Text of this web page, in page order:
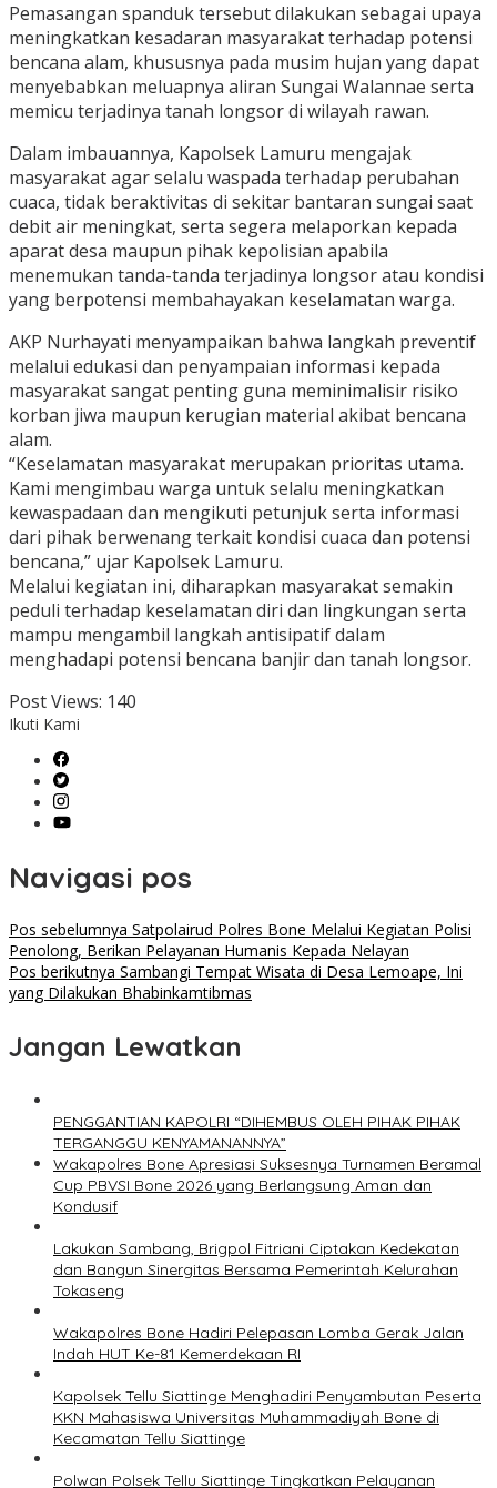
Pemasangan spanduk tersebut dilakukan sebagai upaya
meningkatkan kesadaran masyarakat terhadap potensi
bencana alam, khususnya pada musim hujan yang dapat
menyebabkan meluapnya aliran Sungai Walannae serta
memicu terjadinya tanah longsor di wilayah rawan.
Dalam imbauannya, Kapolsek Lamuru mengajak
masyarakat agar selalu waspada terhadap perubahan
cuaca, tidak beraktivitas di sekitar bantaran sungai saat
debit air meningkat, serta segera melaporkan kepada
aparat desa maupun pihak kepolisian apabila
menemukan tanda-tanda terjadinya longsor atau kondisi
yang berpotensi membahayakan keselamatan warga.
AKP Nurhayati menyampaikan bahwa langkah preventif
melalui edukasi dan penyampaian informasi kepada
masyarakat sangat penting guna meminimalisir risiko
korban jiwa maupun kerugian material akibat bencana
alam.
“Keselamatan masyarakat merupakan prioritas utama.
Kami mengimbau warga untuk selalu meningkatkan
kewaspadaan dan mengikuti petunjuk serta informasi
dari pihak berwenang terkait kondisi cuaca dan potensi
bencana,” ujar Kapolsek Lamuru.
Melalui kegiatan ini, diharapkan masyarakat semakin
peduli terhadap keselamatan diri dan lingkungan serta
mampu mengambil langkah antisipatif dalam
menghadapi potensi bencana banjir dan tanah longsor.
Post Views: 140
Ikuti Kami
Navigasi pos
Pos sebelumnya Satpolairud Polres Bone Melalui Kegiatan Polisi
Penolong, Berikan Pelayanan Humanis Kepada Nelayan
Pos berikutnya Sambangi Tempat Wisata di Desa Lemoape, Ini
yang Dilakukan Bhabinkamtibmas
Jangan Lewatkan
PENGGANTIAN KAPOLRI “DIHEMBUS OLEH PIHAK PIHAK
TERGANGGU KENYAMANANNYA”
Wakapolres Bone Apresiasi Suksesnya Turnamen Beramal
Cup PBVSI Bone 2026 yang Berlangsung Aman dan
Kondusif
Lakukan Sambang, Brigpol Fitriani Ciptakan Kedekatan
dan Bangun Sinergitas Bersama Pemerintah Kelurahan
Tokaseng
Wakapolres Bone Hadiri Pelepasan Lomba Gerak Jalan
Indah HUT Ke-81 Kemerdekaan RI
Kapolsek Tellu Siattinge Menghadiri Penyambutan Peserta
KKN Mahasiswa Universitas Muhammadiyah Bone di
Kecamatan Tellu Siattinge
Polwan Polsek Tellu Siattinge Tingkatkan Pelayanan